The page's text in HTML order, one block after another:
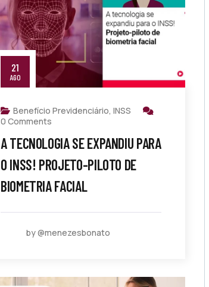
21
AGO
Benefício Previdenciário, INSS
0 Comments
A TECNOLOGIA SE EXPANDIU PARA
O INSS! PROJETO-PILOTO DE
BIOMETRIA FACIAL
by @menezesbonato